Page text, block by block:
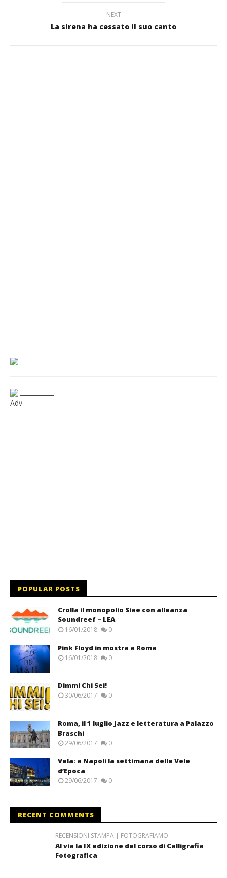
NEXT
La sirena ha cessato il suo canto
Adv
POPULAR POSTS
Crolla il monopolio Siae con alleanza
Soundreef – LEA
16/01/2018 0
Pink Floyd in mostra a Roma
16/01/2018 0
Dimmi Chi Sei!
30/06/2017 0
Roma, il 1 luglio Jazz e letteratura a Palazzo
Braschi
29/06/2017 0
Vela: a Napoli la settimana delle Vele
d’Epoca
29/06/2017 0
RECENT COMMENTS
RECENSIONI STAMPA | FOTOGRAFIAMO
Al via la IX edizione del corso di Calligrafia
Fotografica